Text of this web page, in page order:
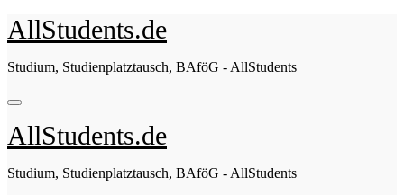
Zum
Inhalt
AllStudents.de
Studium, Studienplatztausch, BAföG - AllStudents
AllStudents.de
Studium, Studienplatztausch, BAföG - AllStudents